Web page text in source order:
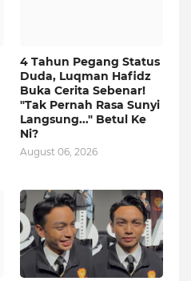
4 Tahun Pegang Status
Duda, Luqman Hafidz
Buka Cerita Sebenar!
"Tak Pernah Rasa Sunyi
Langsung..." Betul Ke
Ni?
August 06, 2026